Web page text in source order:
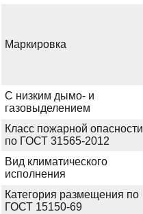
Маркировка
С низким дымо- и
газовыделением
Класс пожарной опасности
по ГОСТ 31565-2012
Вид климатического
исполнения
Категория размещения по
ГОСТ 15150-69